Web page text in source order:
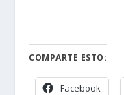
COMPARTE ESTO:
Facebook